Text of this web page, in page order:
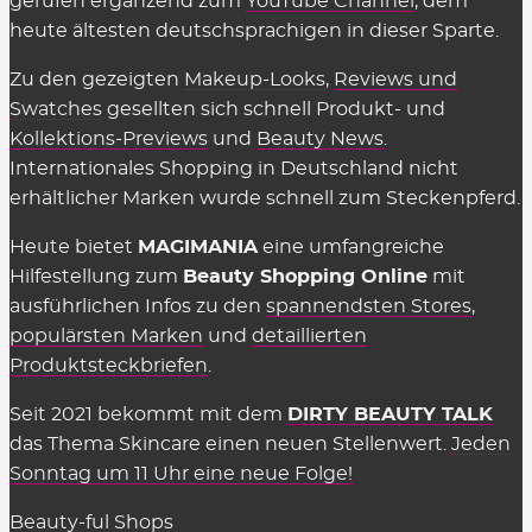
in den Shops selbst muss man nichts dafür
genannte Einschränkungen wie der
Mindestbestellwert oder shop-individuelle
Ausnahmen.
Wir können die Übersicht anbieten und täglich
vermittelte Verkäufe eine Provision zahlen,
insofern einige Kriterien eingehalten werden.
Diese Kosten sind Teil des üblichen Marketing-
Budgets und werden nicht auf den Preis
aufgeschlagen (Stichwort: Affiliate-Marketing).
Gelten Rabattcodes für alles in den
Beauty Shops?
Fast.Gutscheinkarten, Bücher, Magazine sowie
heute ältesten deutschsprachigen in dieser Sparte.
Zu den gezeigten Makeup-Looks, Reviews und
Swatches gesellten sich schnell Produkt- und
Kollektions-Previews und Beauty News.
Internationales Shopping in Deutschland nicht
erhältlicher Marken wurde schnell zum Steckenpferd.
Heute bietet MAGIMANIAeine umfangreiche
Hilfestellung zum Beauty Shopping Online mit
ausführlichen Infos zu den spannendsten Stores,
populärsten Marken und detaillierten
Produktsteckbriefen.
Seit 2021 bekommt mit dem DIRTY BEAUTY TALK
das Thema Skincare einen neuen Stellenwert. Jeden
Sonntag um 11 Uhr eine neue Folge!
Beauty-ful Shops